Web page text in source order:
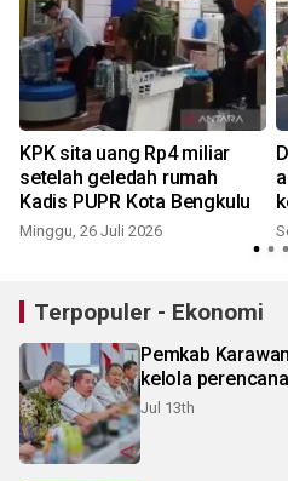
KPK sita uang Rp4 miliar
setelah geledah rumah
Kadis PUPR Kota Bengkulu
Minggu, 26 Juli 2026
Terpopuler - Ekonomi
Pemkab
kelola
Jul 13th